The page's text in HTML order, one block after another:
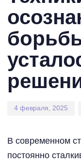
4 февраля, 2025
В современном
постоянно